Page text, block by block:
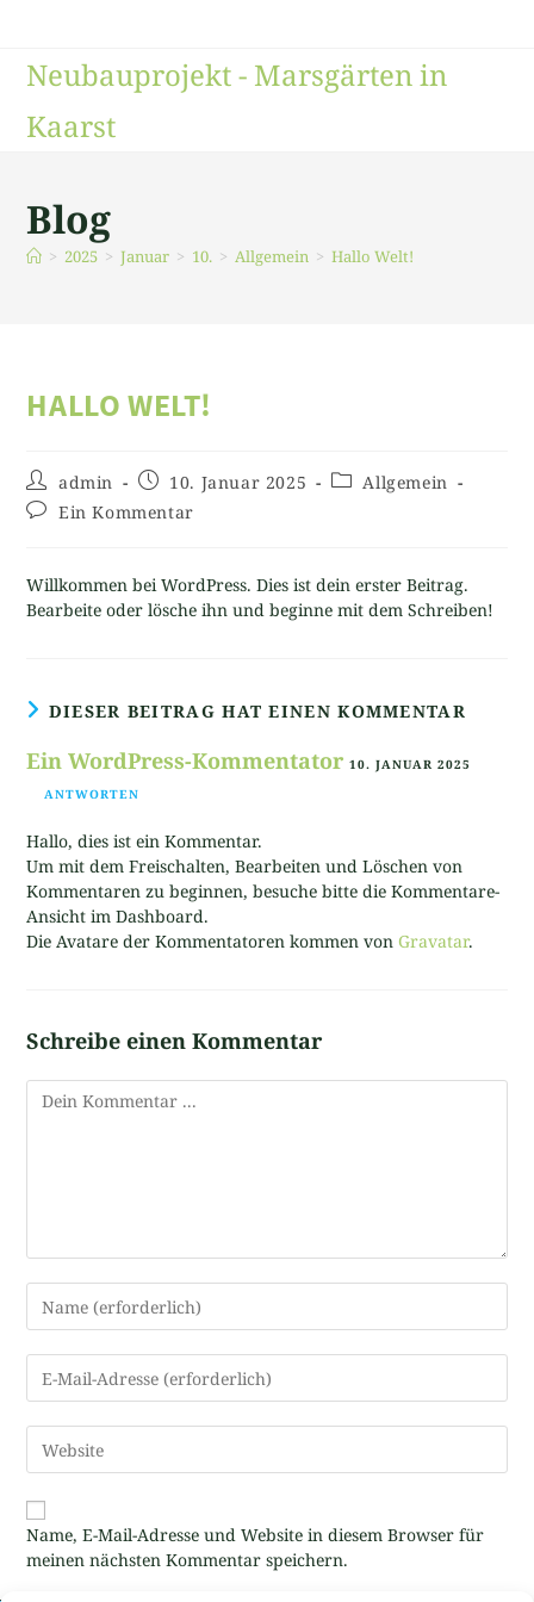
Neubauprojekt - Marsgärten in
Kaarst
Blog
> 2025 > Januar > 10. > Allgemein > Hallo Welt!
HALLO WELT!
admin 10. Januar 2025
Allgemein
Ein Kommentar
Willkommen bei WordPress. Dies ist dein erster Beitrag.
Bearbeite oder lösche ihn und beginne mit dem Schreiben!
DIESER BEITRAG HAT EINEN KOMMENTAR
Ein WordPress-Kommentator 10. JANUAR 2025
ANTWORTEN
Hallo, dies ist ein Kommentar.
Um mit dem Freischalten, Bearbeiten und Löschen von
Kommentaren zu beginnen, besuche bitte die Kommentare-
Ansicht im Dashboard.
Die Avatare der Kommentatoren kommen vonGravatar.
Schreibe einen Kommentar
Name, E-Mail-Adresse und Website in diesem Browser für
meinen nächsten Kommentar speichern.